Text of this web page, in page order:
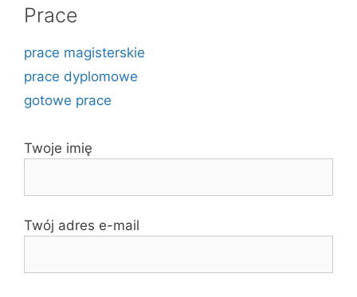
Prace
prace magisterskie
prace dyplomowe
gotowe prace
Twoje imię
Twój adres e-mail